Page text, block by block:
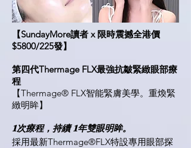
【SundayMore讀者 x 限時震撼全港價
$5800/225發】
第四代Thermage FLX最強抗皺緊緻眼部療
程
【Thermage® FLX智能緊膚美學。重煥緊
緻明眸】
𝟏次療程，持續 𝟏年雙眼明眸。
採用最新Thermage®FLX特設專用眼部探